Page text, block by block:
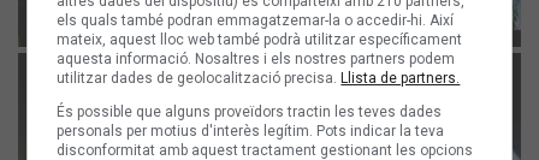
els quals també podran emmagatzemar-la o accedir-hi. Així
mateix, aquest lloc web també podrà utilitzar específicament
aquesta informació. Nosaltres i els nostres partners podem
utilitzar dades de geolocalització precisa. Llista de partners.
És possible que alguns proveïdors tractin les teves dades
personals per motius d'interès legítim. Pots indicar la teva
disconformitat amb aquest tractament gestionant les opcions